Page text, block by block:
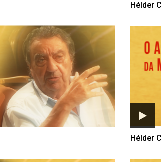
Hélder
Hélder